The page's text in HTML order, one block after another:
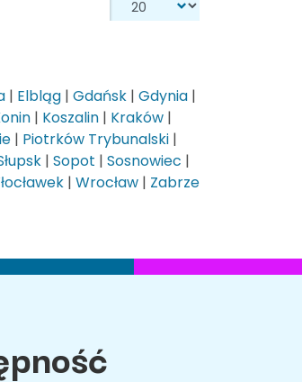
| Elbląg | Gdańsk | Gdynia |
| Koszalin | Kraków |
| Piotrków Trybunalski |
| Sopot | Sosnowiec |
| Wrocław | Zabrze